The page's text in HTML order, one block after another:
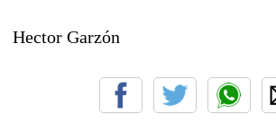
Hector Garzón